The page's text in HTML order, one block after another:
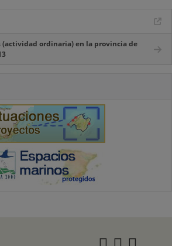
(actividad ordinaria) en la provincia de